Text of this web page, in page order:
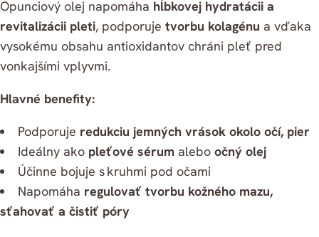
Opunciový olej napomáha hĺbkovej hydratácii a
revitalizácii pleti, podporuje tvorbu kolagénu a vďaka
vysokému obsahu antioxidantov chráni pleť pred
vonkajšími vplyvmi.
Hlavné benefity:
Podporuje redukciu jemných vrások okolo očí, pier
Ideálny ako pleťové sérum alebo očný olej
Účinne bojuje s kruhmi pod očami
Napomáha regulovať tvorbu kožného mazu,
sťahovať a čistiť póry